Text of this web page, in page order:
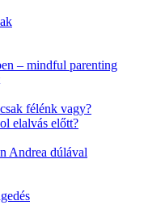
– mindful parenting
félénk vagy?
elalvás előtt?
Andrea dúlával